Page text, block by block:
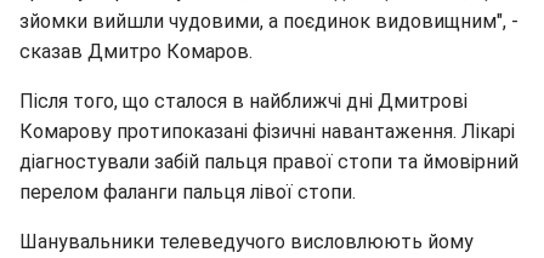
зйомки вийшли чудовими, а поєдинок видовищним", -
сказав Дмитро Комаров.
Після того, що сталося в найближчі дні Дмитрові
Комарову протипоказані фізичні навантаження. Лікарі
діагностували забій пальця правої стопи та ймовірний
перелом фаланги пальця лівої стопи.
Шанувальники телеведучого висловлюють йому